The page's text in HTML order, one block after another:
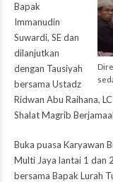
Bapak
Immanudin
Suwardi, SE dan
dilanjutkan
dengan Tausiyah
bersama Ustadz
Ridwan Abu Raihana,
Shalat Magrib
Buka puasa Karyawan
Multi Jaya lantai 1 dan
bersama Bapak Lurah